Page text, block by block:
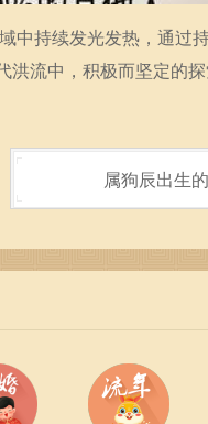
中持续发光发热，通过
流中，积极而坚定的探
属狗辰出生